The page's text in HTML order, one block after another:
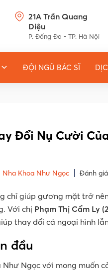
21A Trần Quang
Diệu
P. Đống Đa - TP. Hà Nội
ĐỘI NGŨ BÁC SĨ
Đổi Nụ Cười
Nha Khoa Như Ngọc Đánh
chỉ giúp gương mặt trở
Với chị Phạm Thị Cẩm Ly
thay đổi cả ngoại hình
đầu
Như Ngọc với mong muốn